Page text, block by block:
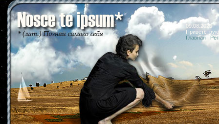
09.08.2026
Главная